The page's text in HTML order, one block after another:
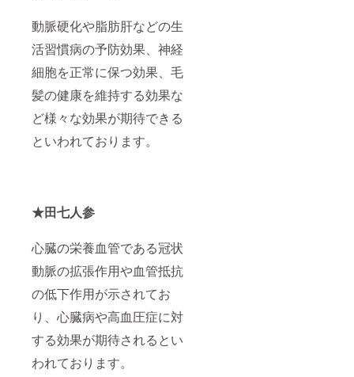
動脈硬化や脂肪肝などの生
活習慣病の予防効果、神経
細胞を正常に保つ効果、毛
髪の健康を維持する効果な
ど様々な効果が期待できる
といわれております。
★田七人参
心臓の栄養血管である冠状
動脈の拡張作用や血管抵抗
の低下作用が示されてお
り、心臓病や高血圧症に対
する効果が期待されるとい
われております。